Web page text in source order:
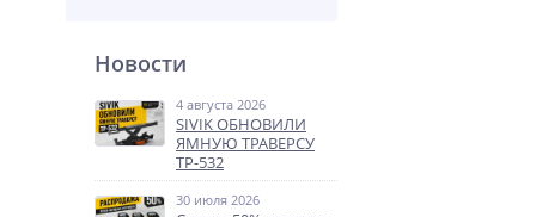
Новости
4 августа 2026
SIVIK ОБНОВИЛИ
ЯМНУЮ ТРАВЕРСУ
ТР-532
30 июля 2026